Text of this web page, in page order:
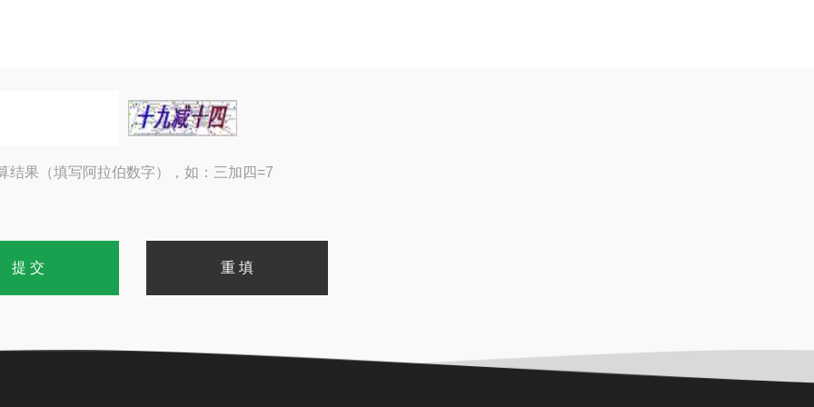
结果（填写阿拉伯数字），如：三加四=7